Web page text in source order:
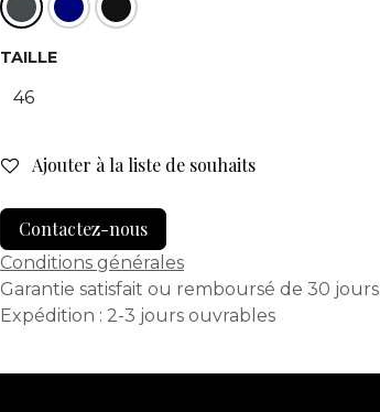
TAILLE
Ajouter à la liste de souhaits
Contactez-nous
Conditions générales
Garantie satisfait ou remboursé de 30 jours
Expédition : 2-3 jours ouvrables